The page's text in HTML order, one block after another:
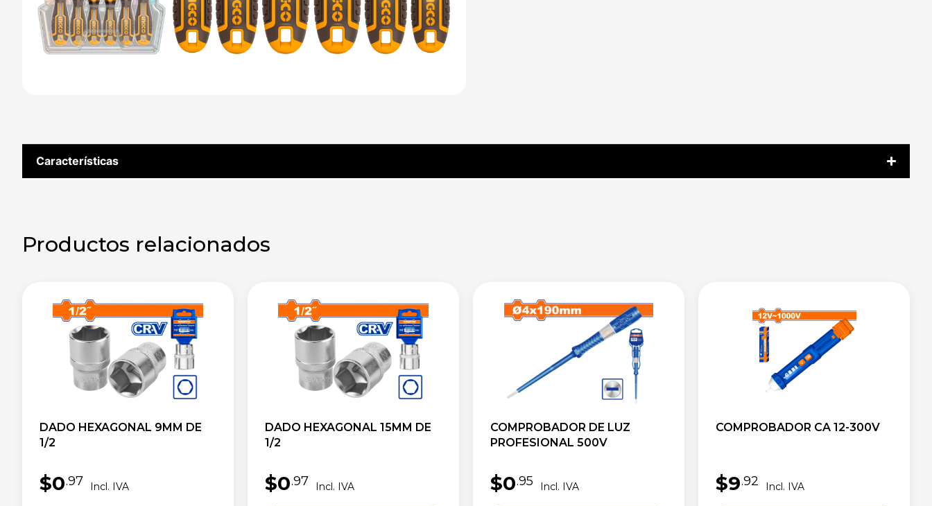
Características
Productos relacionados
DADO HEXAGONAL 9MM DE
1/2
$0.97
DADO HEXAGONAL 15MM DE
1/2
$0.97
COMPROBADOR DE LUZ
PROFESIONAL 500V
$0.95
COMPROBADOR CA 12-300V
$9.92